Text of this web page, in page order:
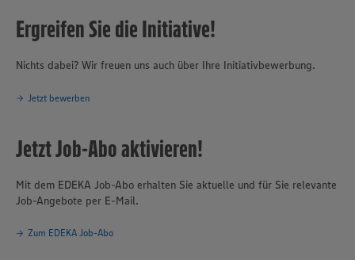
Ergreifen Sie die Initiative!
Nichts dabei? Wir freuen uns auch über Ihre Initiativbewerbung.
Jetzt bewerben
Jetzt Job-Abo aktivieren!
Mit dem EDEKA Job-Abo erhalten Sie aktuelle und für Sie relevante
Job-Angebote per E-Mail.
Zum EDEKA Job-Abo